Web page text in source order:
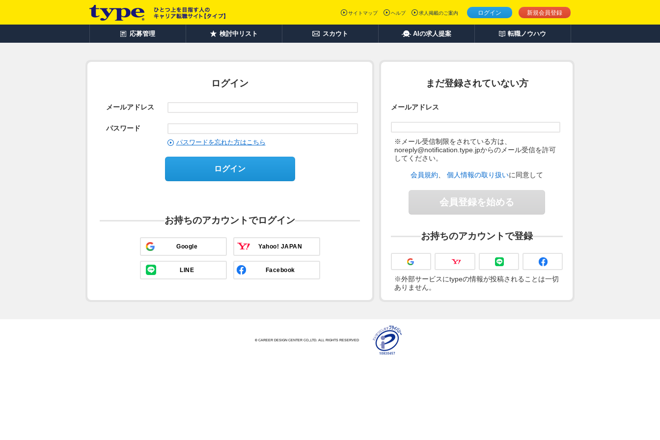
ログイン 新規会員登録
サイトマップ ヘルプ 求人掲載のご案内
応募管理 検討中リスト スカウト AIの求人提案 転職ノウハウ
ログイン
メールアドレス
パスワード
パスワードを忘れた方はこちら
ログイン
お持ちのアカウントでログイン
Google Yahoo! JAPAN
LINE Facebook
まだ登録されていない方
メールアドレス
※メール受信制限をされている方は、
noreply@notification.type.jpからのメール受信を許可
してください。
会員規約 個人情報の取り扱いに同意して
会員登録を始める
お持ちのアカウントで登録
※外部サービスにtypeの情報が投稿されることは一切
ありません。
© CAREER DESIGN CENTER CO.,LTD. ALL RIGHTS RESERVED